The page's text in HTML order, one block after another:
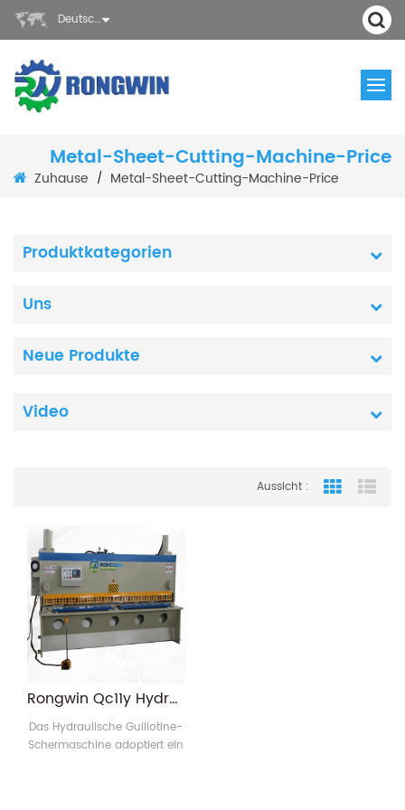
Deutsch
Metal-Sheet-Cutting-Machine-Price
Zuhause / Metal-Sheet-Cutting-Machine-Price
Produktkategorien
Uns
Neue Produkte
Video
Aussicht : Grid View
Rongwin Qc11y Hydraulik CNC Blechschneidemaschine Preis
Das Hydraulische Guillotine-
Schermaschine adoptiert ein